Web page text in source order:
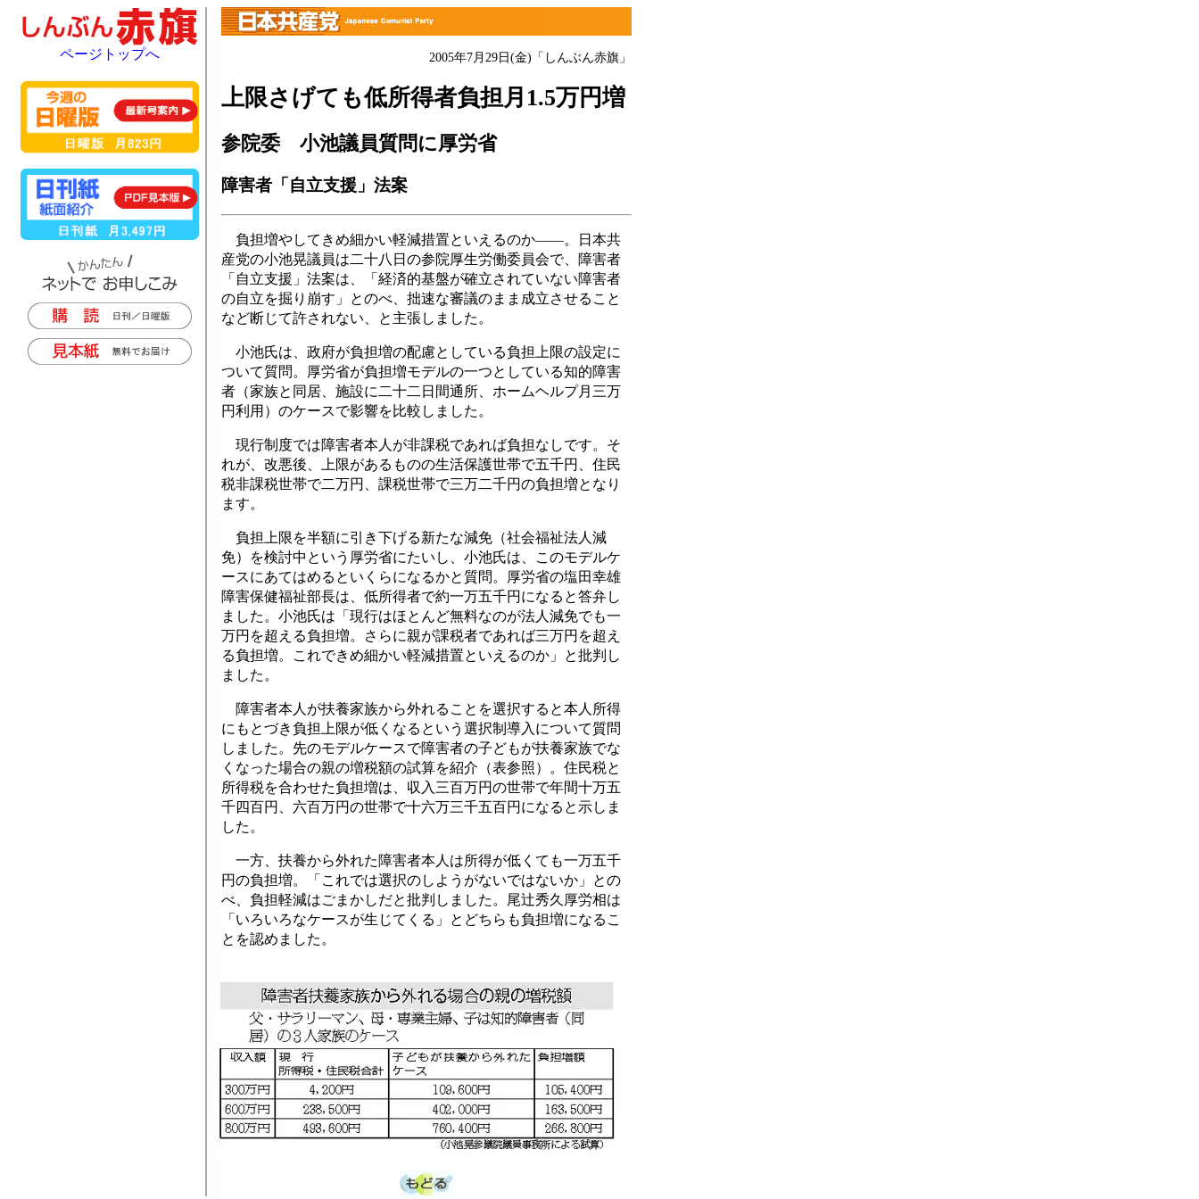
2005年7月29日(金)「しんぶん赤旗」
上限さげても低所得者負担月1.5万円増
参院委 小池議員質問に厚労省
障害者「自立支援」法案
負担増やしてきめ細かい軽減措置といえるのか――。日本共
産党の小池晃議員は二十八日の参院厚生労働委員会で、障害者
「自立支援」法案は、「経済的基盤が確立されていない障害者
の自立を掘り崩す」とのべ、拙速な審議のまま成立させること
など断じて許されない、と主張しました。
小池氏は、政府が負担増の配慮としている負担上限の設定に
ついて質問。厚労省が負担増モデルの一つとしている知的障害
者（家族と同居、施設に二十二日間通所、ホームヘルプ月三万
円利用）のケースで影響を比較しました。
現行制度では障害者本人が非課税であれば負担なしです。そ
れが、改悪後、上限があるものの生活保護世帯で五千円、住民
税非課税世帯で二万円、課税世帯で三万二千円の負担増となり
ます。
負担上限を半額に引き下げる新たな減免（社会福祉法人減
免）を検討中という厚労省にたいし、小池氏は、このモデルケ
ースにあてはめるといくらになるかと質問。厚労省の塩田幸雄
障害保健福祉部長は、低所得者で約一万五千円になると答弁し
ました。小池氏は「現行はほとんど無料なのが法人減免でも一
万円を超える負担増。さらに親が課税者であれば三万円を超え
る負担増。これできめ細かい軽減措置といえるのか」と批判し
ました。
障害者本人が扶養家族から外れることを選択すると本人所得
にもとづき負担上限が低くなるという選択制導入について質問
しました。先のモデルケースで障害者の子どもが扶養家族でな
くなった場合の親の増税額の試算を紹介（表参照）。住民税と
所得税を合わせた負担増は、収入三百万円の世帯で年間十万五
千四百円、六百万円の世帯で十六万三千五百円になると示しま
した。
一方、扶養から外れた障害者本人は所得が低くても一万五千
円の負担増。「これでは選択のしようがないではないか」との
べ、負担軽減はごまかしだと批判しました。尾辻秀久厚労相は
「いろいろなケースが生じてくる」とどちらも負担増になるこ
とを認めました。
ページトップへ